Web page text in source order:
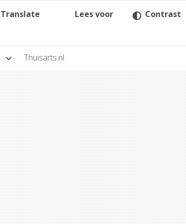
Translate Lees voor Contrast
Thuisarts.nl